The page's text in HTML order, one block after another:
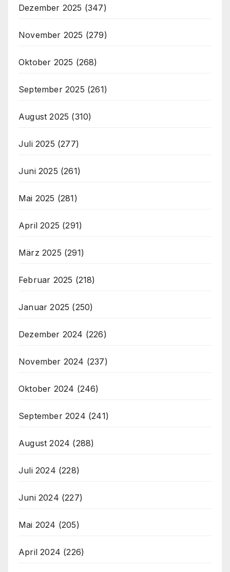
Dezember 2025 (347)
November 2025 (279)
Oktober 2025 (268)
September 2025 (261)
August 2025 (310)
Juli 2025 (277)
Juni 2025 (261)
Mai 2025 (281)
April 2025 (291)
März 2025 (291)
Februar 2025 (218)
Januar 2025 (250)
Dezember 2024 (226)
November 2024 (237)
Oktober 2024 (246)
September 2024 (241)
August 2024 (288)
Juli 2024 (228)
Juni 2024 (227)
Mai 2024 (205)
April 2024 (226)